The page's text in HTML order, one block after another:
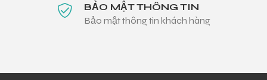
BẢO MẬT THÔNG TIN
Bảo mật thông tin khách hàng